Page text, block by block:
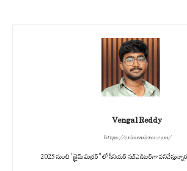
Vengal Reddy
https://crimemirror.com/
2025 నుంచి "క్రైమ్ మిర్రర్" లో సీనియర్ సబ్‌ఎడిటర్‌గా